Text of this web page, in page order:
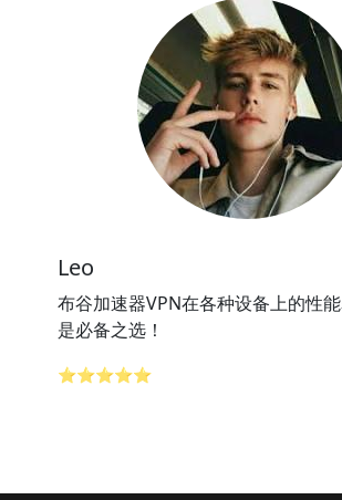
Leo
布谷加速器VPN在各种设备上的性能
是必备之选！
⭐⭐⭐⭐⭐